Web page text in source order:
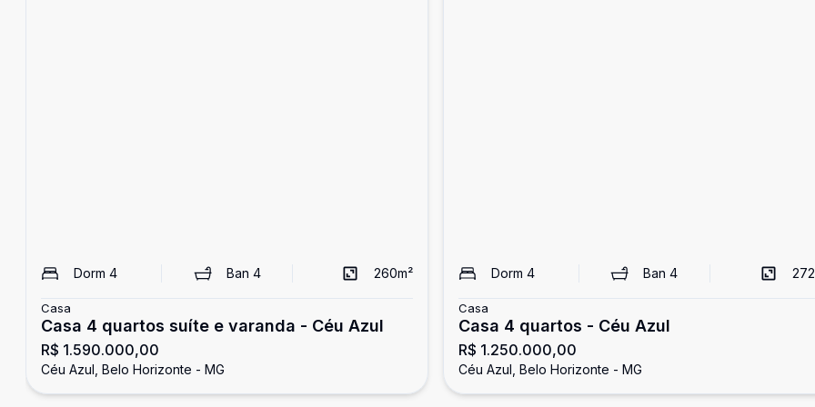
Dorm 4 Ban 4 260m²
Casa
Casa 4 quartos suíte e varanda - Céu Azul
R$ 1.590.000,00
Céu Azul, Belo Horizonte - MG
Dorm 4 Ban4 272
Casa
Casa 4 quartos - Céu Azul
R$ 1.250.000,00
Céu Azul, Belo Horizonte - MG